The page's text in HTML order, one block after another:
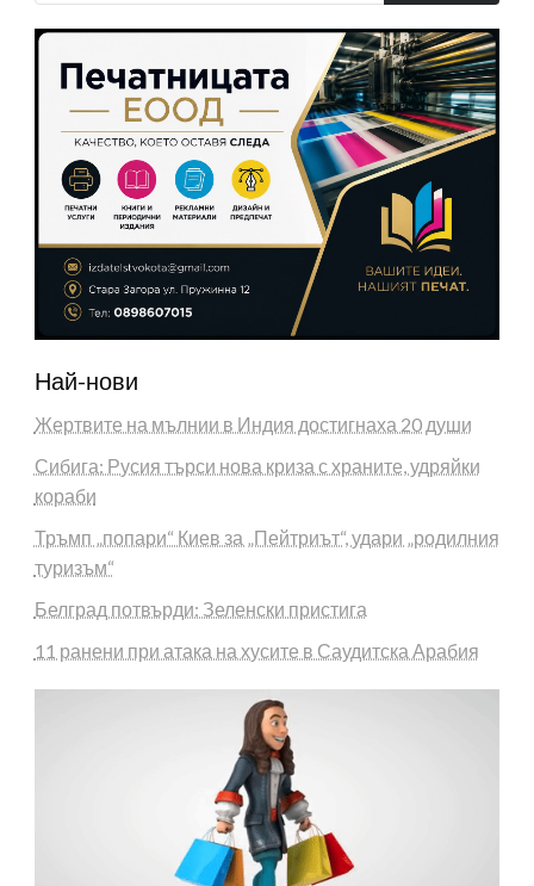
Най-нови
Жертвите на мълнии в Индия достигнаха 20 души
Сибига: Русия търси нова криза с храните, удряйки
кораби
Тръмп „попари“ Киев за „Пейтриът“, удари „родилния
туризъм“
Белград потвърди: Зеленски пристига
11 ранени при атака на хусите в Саудитска Арабия